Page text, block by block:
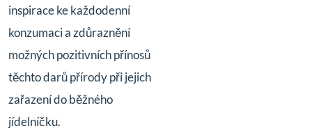
inspirace ke každodenní
konzumaci a zdůraznění
možných pozitivních přínosů
těchto darů přírody při jejich
zařazení do běžného
jídelníčku.